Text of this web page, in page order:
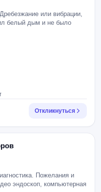
или вибрации,
белый дым и не было
Откликнуться
Пожелания и
эндоскоп, компьютерная